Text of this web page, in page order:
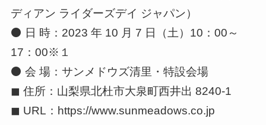
ディアン ライダーズデイ ジャパン）
⚫ 日 時：2023 年 10 月 7 日（土）10：00～
17：00※１
⚫ 会 場：サンメドウズ清里・特設会場
◼ 住所：山梨県北杜市大泉町西井出 8240-1
◼ URL：https://www.sunmeadows.co.jp